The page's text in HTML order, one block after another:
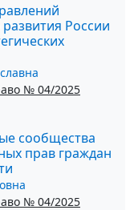
России
№ 04/2025
сообщества
прав граждан
№ 04/2025